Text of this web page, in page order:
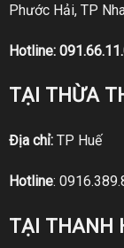
Phước Hải, TP
Hotline:
TẠI THỪA
Địa chỉ:TP Huế
Hotline:
TẠI THANH